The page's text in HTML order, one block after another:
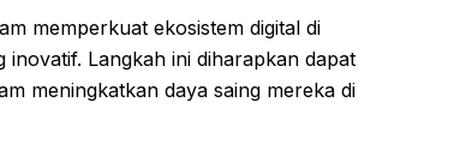
memperkuat ekosistem digital di
Langkah ini diharapkan dapat
meningkatkan daya saing mereka di